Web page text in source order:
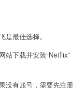
最佳选择。
下载并安装“Netflix”
有账号，需要先注册